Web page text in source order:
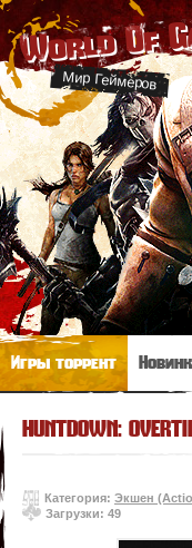
World Of
Мир Геймеров
Игры торрент
HUNTDOWN:
Категория: Экшен
Загрузки: 49